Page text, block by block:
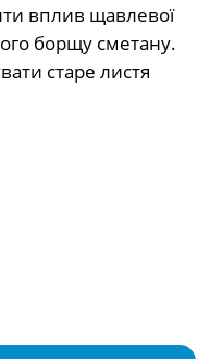
вплив щавлевої
борщу сметану.
старе листя